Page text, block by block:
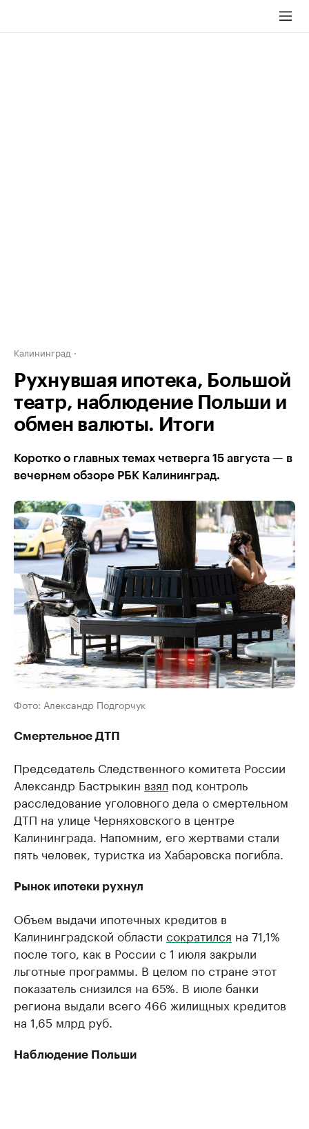
Калининград
Рухнувшая ипотека, Большой
театр, наблюдение Польши и
обмен валюты. Итоги
Коротко о главных темах четверга 15 августа — в
вечернем обзоре РБК Калининград.
Фото: Александр Подгорчук
Смертельное ДТП
Председатель Следственного комитета России
Александр Бастрыкин взял под контроль
расследование уголовного дела о смертельном
ДТП на улице Черняховского в центре
Калининграда. Напомним, его жертвами стали
пять человек, туристка из Хабаровска погибла.
Рынок ипотеки рухнул
Объем выдачи ипотечных кредитов в
Калининградской области сократился на 71,1%
после того, как в России с 1 июля закрыли
льготные программы. В целом по стране этот
показатель снизился на 65%. В июле банки
региона выдали всего 466 жилищных кредитов
на 1,65 млрд руб.
Наблюдение Польши